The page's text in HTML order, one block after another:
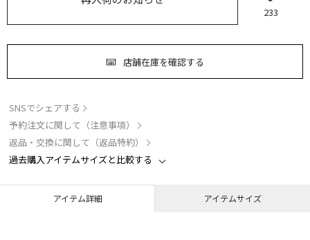
233
店舗在庫を確認する
SNSでシェアする
予約注文に関して（注意事項）
返品・交換に関して（返品特約）
過去購入アイテムサイズと比較する
アイテム詳細 アイテムサイズ